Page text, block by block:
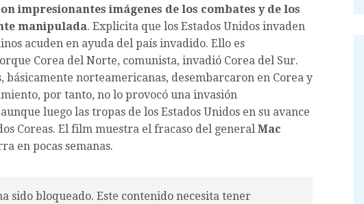
impresionantes imágenes de los combates y de los
manipulada. Explicita que los Estados Unidos invaden
acuden en ayuda del país invadido. Ello es
Corea del Norte, comunista, invadió Corea del Sur.
básicamente norteamericanas, desembarcaron en Corea y
por tanto, no lo provocó una invasión
luego las tropas de los Estados Unidos en su avance
Coreas. El film muestra el fracaso del general Mac
en pocas semanas.
sido bloqueado. Este contenido necesita tener